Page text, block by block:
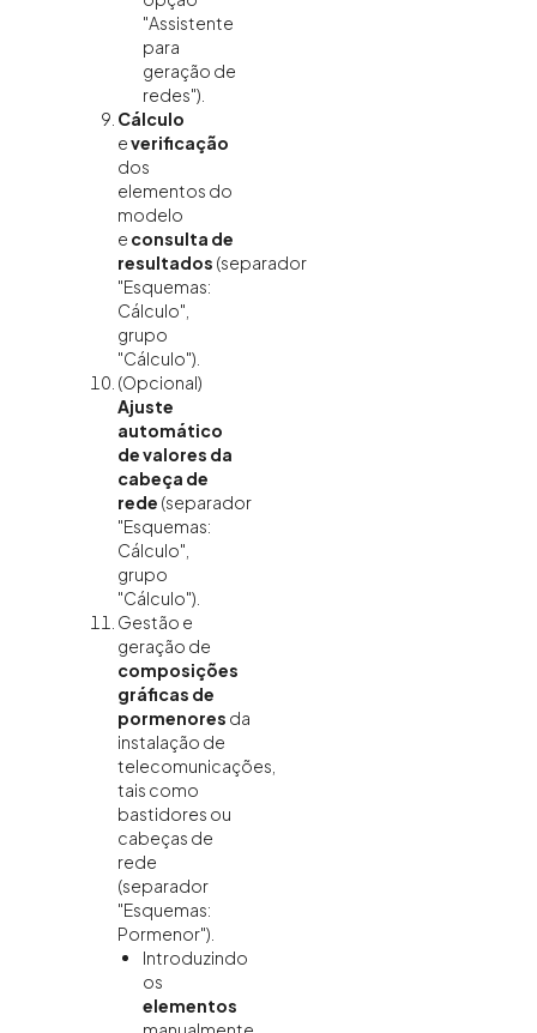
"Assistente
para
geração de
redes").
Cálculo
everificação
dos
elementos do
modelo
e consulta de
resultados (separador
"Esquemas:
Cálculo",
grupo
"Cálculo").
(Opcional)
Ajuste
automático
de valores da
cabeça de
rede (separador
"Esquemas:
Cálculo",
grupo
"Cálculo").
Gestão e
geração de
composições
gráficas de
pormenores da
instalação de
telecomunicações,
tais como
bastidores ou
cabeças de
rede
(separador
"Esquemas:
Pormenor").
Introduzindo
os
elementos